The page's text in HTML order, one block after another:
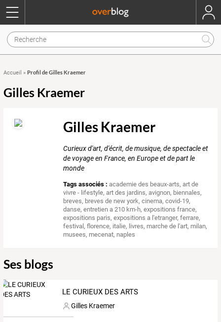
Accueil » Profil de Gilles Kraemer
Gilles Kraemer
Gilles Kraemer
Curieux d'art, d'écrit, de musique, de spectacle et
de voyage en France, en Europe et de part le
monde
Tags associés : academie des beaux-arts,art de
vivre - lifestyle,art des jardins,avignon, biennales,
breves, breves de new york,cinema,covid-19,
danse,entretien a 210 km-h,expositions france,
expositions paris,expositions a l'etranger,ferrare,
festival,florence, italie, livres, marche de l'art, milan,
musees, mecenat, naples
Ses blogs
LE CURIEUX DES ARTS
Gilles Kraemer